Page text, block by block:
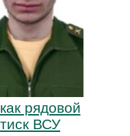
рядовой
ВСУ